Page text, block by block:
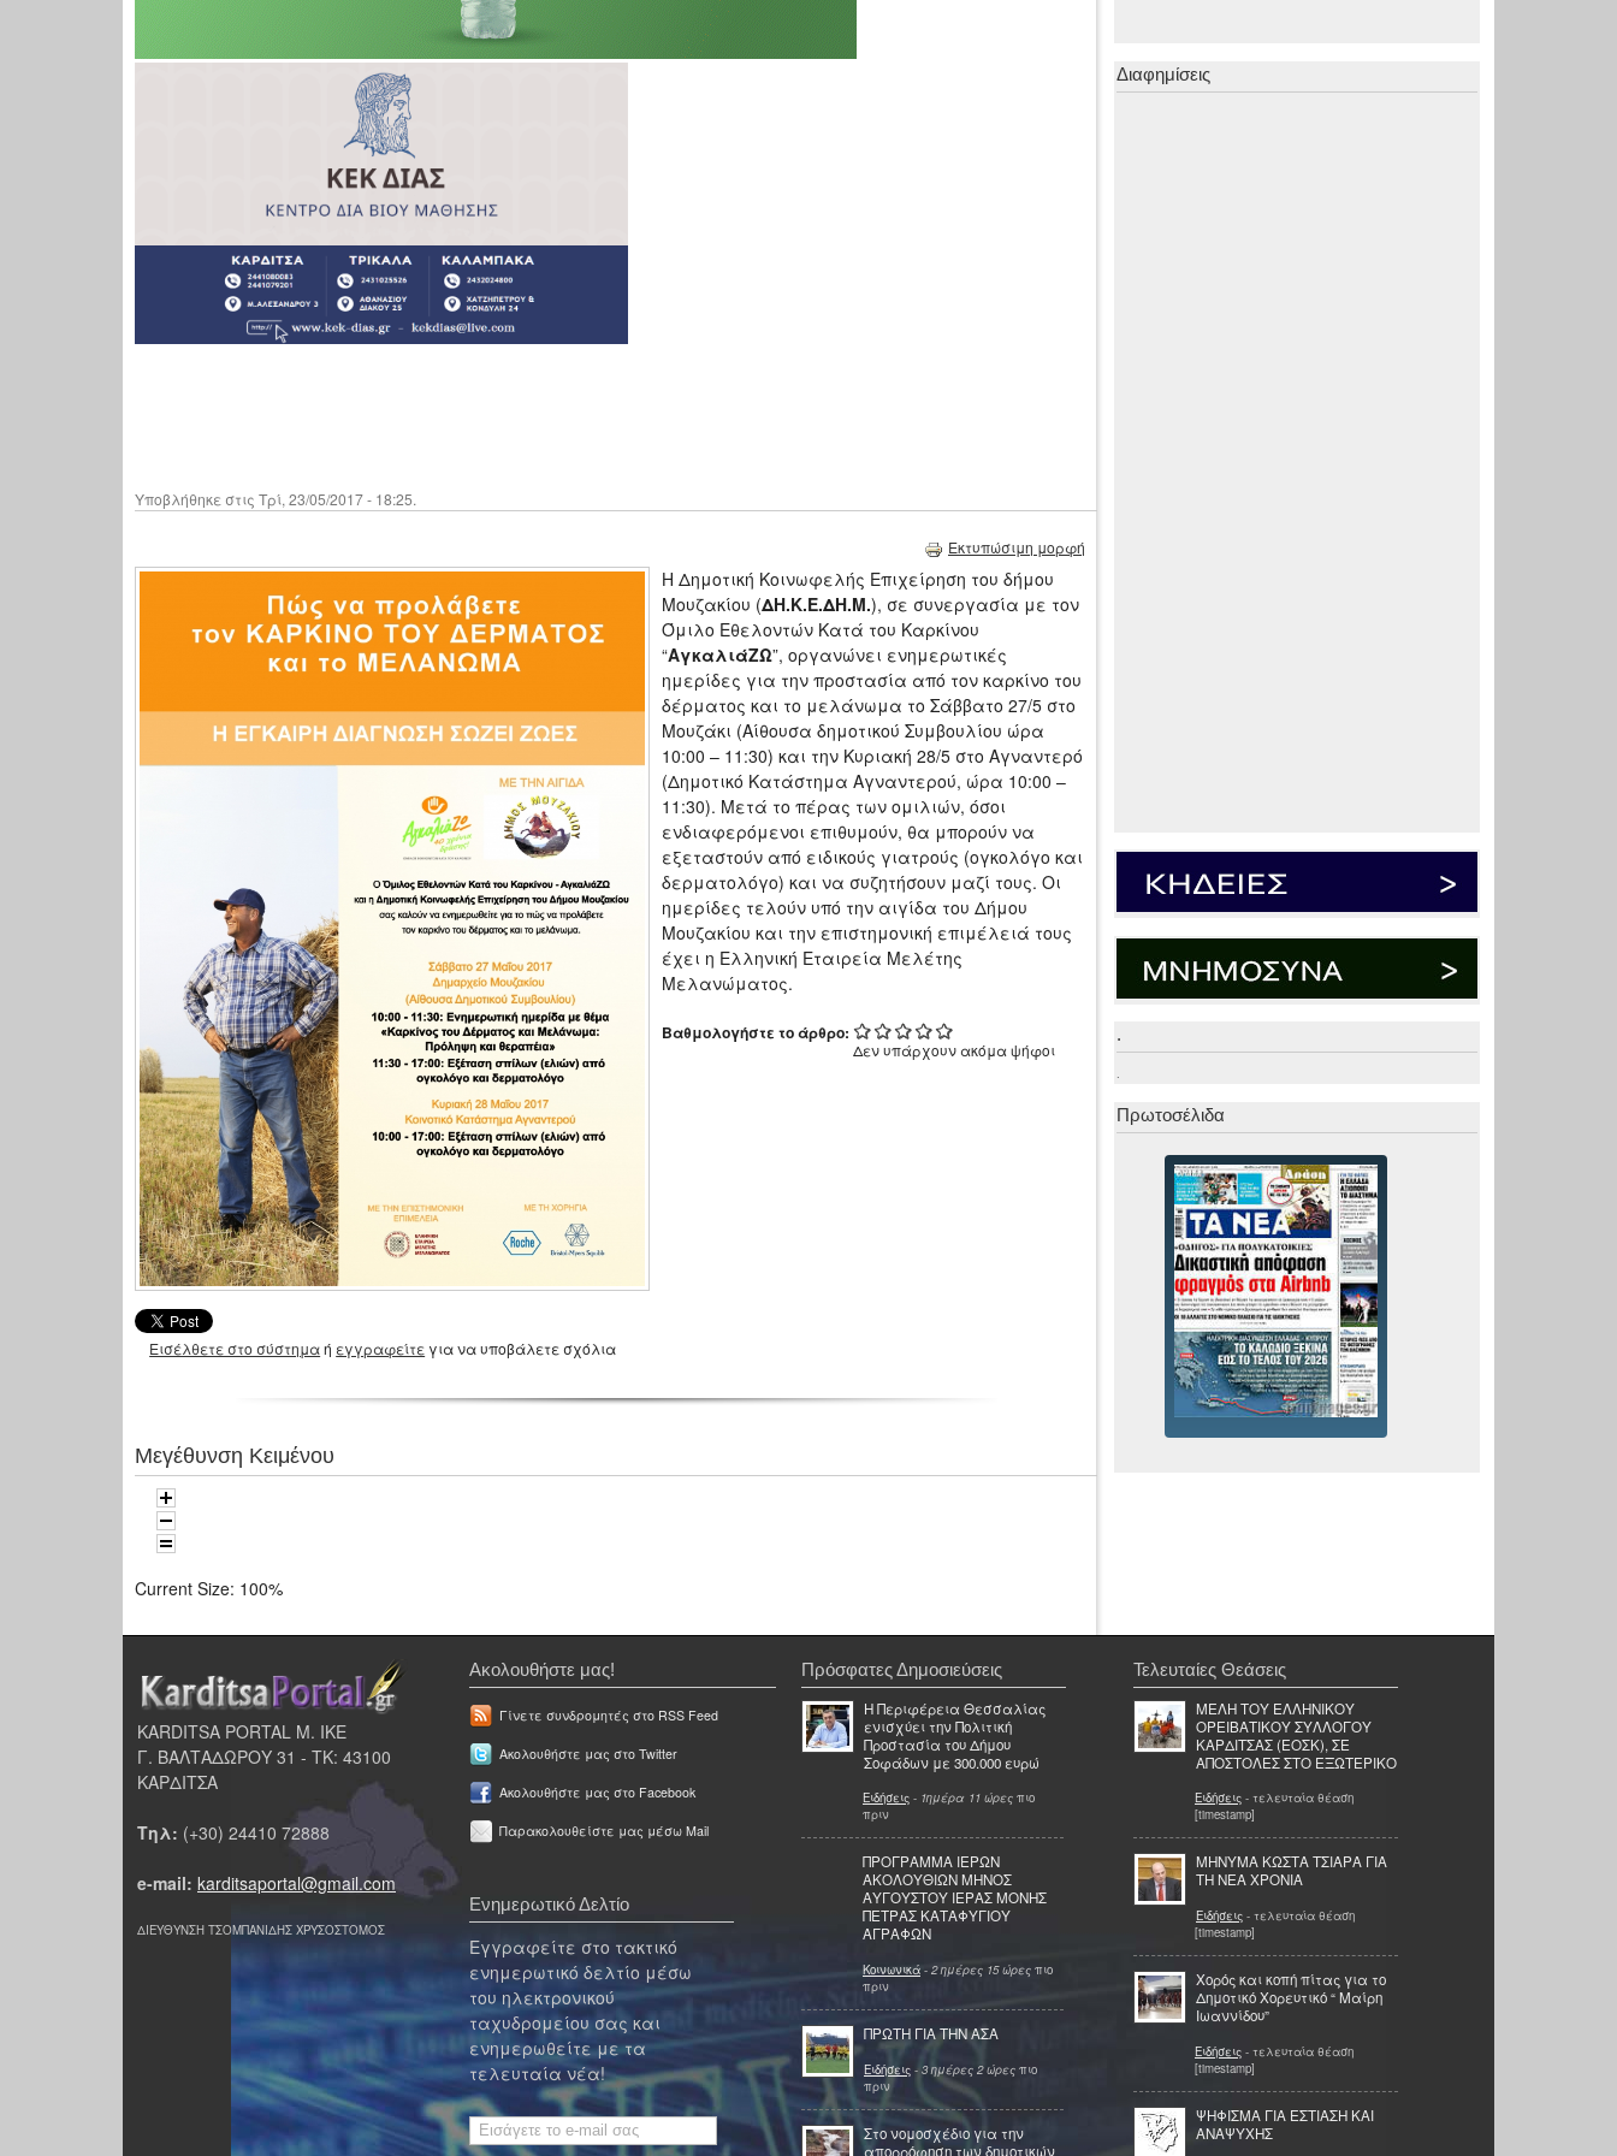
Υποβλήθηκε στις Τρί, 23/05/2017 - 18:25.
Εκτυπώσιμη μορφή
Η Δημοτική Κοινωφελής Επιχείρηση του δήμου
Μουζακίου (ΔΗ.Κ.Ε.ΔΗ.Μ.), σε συνεργασία με τον
Όμιλο Εθελοντών Κατά του Καρκίνου
“ΑγκαλιάΖΩ”, οργανώνει ενημερωτικές
ημερίδες για την προστασία από τον καρκίνο του
δέρματος και το μελάνωμα το Σάββατο 27/5 στο
Μουζάκι (Αίθουσα δημοτικού Συμβουλίου ώρα
10:00 – 11:30) και την Κυριακή 28/5 στο Αγναντερό
(Δημοτικό Κατάστημα Αγναντερού, ώρα 10:00 –
11:30). Μετά το πέρας των ομιλιών, όσοι
ενδιαφερόμενοι επιθυμούν, θα μπορούν να
εξεταστούν από ειδικούς γιατρούς (ογκολόγο και
δερματολόγο) και να συζητήσουν μαζί τους. Οι
ημερίδες τελούν υπό την αιγίδα του Δήμου
Μουζακίου και την επιστημονική επιμέλειά τους
έχει η Ελληνική Εταιρεία Μελέτης
Μελανώματος.
Βαθμολογήστε το άρθρο:
Δεν υπάρχουν ακόμα ψήφοι
Εισέλθετε στο σύστημαή εγγραφείτε για να υποβάλετε σχόλια
Μεγέθυνση Κειμένου
Current Size: 100%
Διαφημίσεις
.
.
Πρωτοσέλιδα
KARDITSA PORTAL Μ. ΙΚΕ
Γ. ΒΑΛΤΑΔΩΡΟΥ 31 - ΤΚ: 43100
ΚΑΡΔΙΤΣΑ
Τηλ: (+30) 24410 72888
e-mail: karditsaportal@gmail.com
ΔΙΕΥΘΥΝΣΗ ΤΣΟΜΠΑΝΙΔΗΣ ΧΡΥΣΟΣΤΟΜΟΣ
Ακολουθήστε μας!
Γίνετε συνδρομητές στο RSS Feed
Ακολουθήστε μας στο Twitter
Ακολουθήστε μας στο Facebook
Παρακολουθείστε μας μέσω Mail
Ενημερωτικό Δελτίο
Εγγραφείτε στο τακτικό
ενημερωτικό δελτίο μέσω
του ηλεκτρονικού
ταχυδρομείου σας και
ενημερωθείτε με τα
τελευταία νέα!
Πρόσφατες Δημοσιεύσεις
Η Περιφέρεια Θεσσαλίας
ενισχύει την Πολιτική
Προστασία του Δήμου
Σοφάδων με 300.000 ευρώ
Ειδήσεις - 1ημέρα 11 ώρες πιο
πριν
ΠΡΟΓΡΑΜΜΑ ΙΕΡΩΝ
ΑΚΟΛΟΥΘΙΩΝ ΜΗΝΟΣ
ΑΥΓΟΥΣΤΟΥ ΙΕΡΑΣ ΜΟΝΗΣ
ΠΕΤΡΑΣ ΚΑΤΑΦΥΓΙΟΥ
ΑΓΡΑΦΩΝ
Κοινωνικά - 2 ημέρες 15 ώρες πιο
πριν
ΠΡΩΤΗ ΓΙΑ ΤΗΝ ΑΣΑ
Ειδήσεις - 3 ημέρες 2 ώρες πιο
πριν
Στο νομοσχέδιο για την
απορρόφηση των δημοτικών
Τελευταίες Θεάσεις
ΜΕΛΗ ΤΟΥ ΕΛΛΗΝΙΚΟΥ
ΟΡΕΙΒΑΤΙΚΟΥ ΣΥΛΛΟΓΟΥ
ΚΑΡΔΙΤΣΑΣ (ΕΟΣΚ), ΣΕ
ΑΠΟΣΤΟΛΕΣ ΣΤΟ ΕΞΩΤΕΡΙΚΟ
Ειδήσεις - τελευταία θέαση
[timestamp]
ΜΗΝΥΜΑ ΚΩΣΤΑ ΤΣΙΑΡΑ ΓΙΑ
ΤΗ ΝΕΑ ΧΡΟΝΙΑ
Ειδήσεις - τελευταία θέαση
[timestamp]
Χορός και κοπή πίτας για το
Δημοτικό Χορευτικό “ Μαίρη
Ιωαννίδου”
Ειδήσεις - τελευταία θέαση
[timestamp]
ΨΗΦΙΣΜΑ ΓΙΑ ΕΣΤΙΑΣΗ ΚΑΙ
ΑΝΑΨΥΧΗΣ